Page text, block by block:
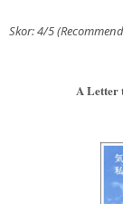
Skor: 4/5
A Letter